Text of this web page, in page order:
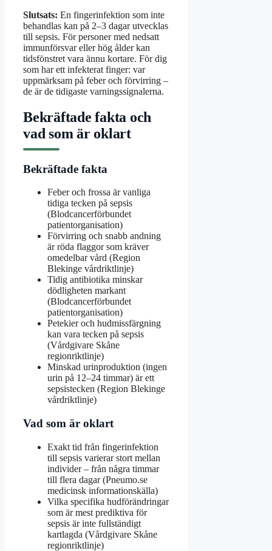
Slutsats: En fingerinfektion som inte
behandlas kan på 2–3 dagar utvecklas
till sepsis. För personer med nedsatt
immunförsvar eller hög ålder kan
tidsfönstret vara ännu kortare. För dig
som har ett infekterat finger: var
uppmärksam på feber och förvirring –
de är de tidigaste varningssignalerna.
Bekräftade fakta och
vad som är oklart
Bekräftade fakta
Feber och frossa är vanliga
tidiga tecken på sepsis
(Blodcancerförbundet
patientorganisation)
Förvirring och snabb andning
är röda flaggor som kräver
omedelbar vård (Region
Blekinge vårdriktlinje)
Tidig antibiotika minskar
dödligheten markant
(Blodcancerförbundet
patientorganisation)
Petekier och hudmissfärgning
kan vara tecken på sepsis
(Vårdgivare Skåne
regionriktlinje)
Minskad urinproduktion (ingen
urin på 12–24 timmar) är ett
sepsistecken (Region Blekinge
vårdriktlinje)
Vad som är oklart
Exakt tid från fingerinfektion
till sepsis varierar stort mellan
individer – från några timmar
till flera dagar (Pneumo.se
medicinsk informationskälla)
Vilka specifika hudförändringar
som är mest prediktiva för
sepsis är inte fullständigt
kartlagda (Vårdgivare Skåne
regionriktlinje)